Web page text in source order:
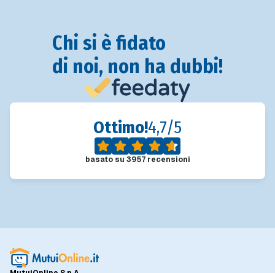
Chi si è fidato
di noi, non ha dubbi!
Ottimo!4,7/5
basato su 3957recensioni